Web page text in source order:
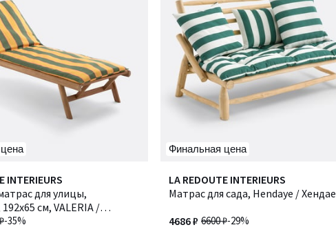
INTERIEURS
для улицы,
см, VALERIA /
-35%
Финальная цена
LA REDOUTE INTERIEURS
Матрас для сада, Hendaye / Хендае
6600 ₽-29%
4686 ₽
3
/